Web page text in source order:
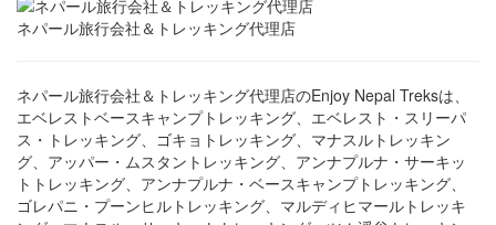
ネパール旅行会社＆トレッキング代理店
ネパール旅行会社＆トレッキング代理店のEnjoy Nepal Treksは、
エベレストベースキャンプトレッキング、エベレスト・スリーパ
ス・トレッキング、ゴキョトレッキング、マナスルトレッキン
グ、アッパー・ムスタントレッキング、アンナプルナ・サーキッ
トトレッキング、アンナプルナ・ベースキャンプトレッキング、
ゴレパニ・プーンヒルトレッキング、マルディヒマールトレッキ